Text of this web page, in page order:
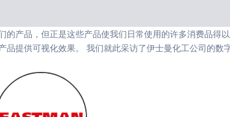
产品，但正是这些产品使我们日常使用的许多消费品得
提供可视化效果。 我们就此采访了伊士曼化工公司的数字